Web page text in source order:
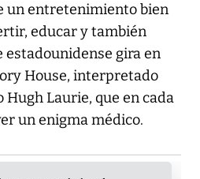
un entretenimiento bien
educar y también
estadounidense gira en
House, interpretado
Laurie, que en cada
un enigma médico.